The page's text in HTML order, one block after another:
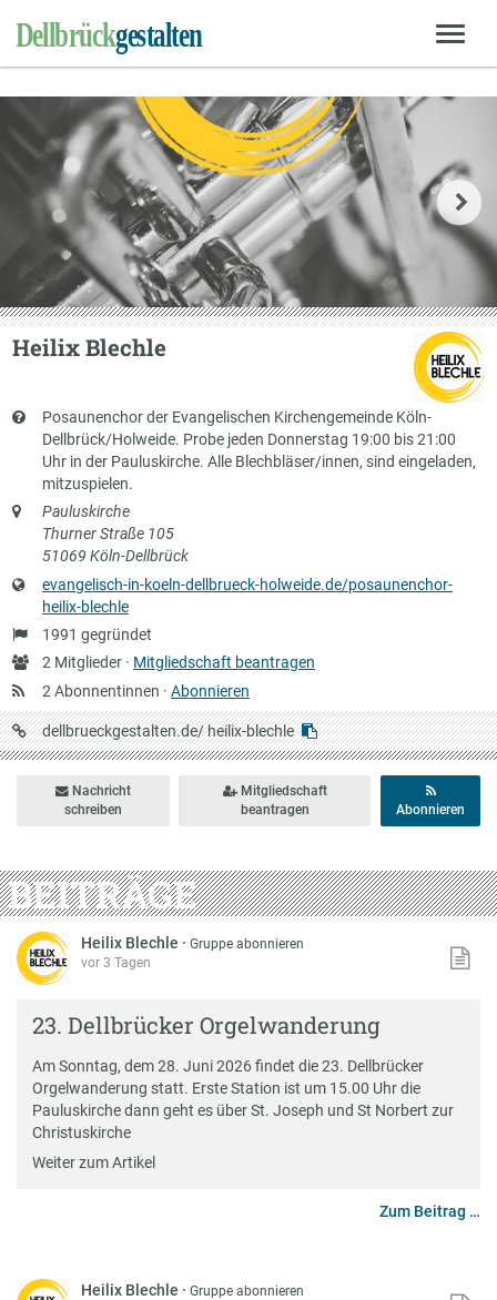
Heilix Blechle
Kurzbeschreibung
Posaunenchor der Evangelischen Kirchengemeinde Köln-
Dellbrück/Holweide. Probe jeden Donnerstag 19:00 bis 21:00
Uhr in der Pauluskirche. Alle Blechbläser/innen, sind eingeladen,
mitzuspielen.
Anschrift
Pauluskirche
Thurner Straße 105
51069 Köln-Dellbrück
Website
evangelisch-in-koeln-dellbrueck-holweide.de/posaunenchor-
heilix-blechle
Gründung
1991 gegründet
Anzahl
Mitglieder
2 Mitglieder · Mitgliedschaft beantragen
2 Abonnentinnen ·Abonnieren
URL
auf
dellbrueckgestalten.de/ heilix-blechle
Nachricht
schreiben
Mitgliedschaft
beantragen
Abonnieren
BEITRÄGE
Heilix Blechle ·Gruppe abonnieren
vor 3 Tagen
23. Dellbrücker Orgelwanderung
Am Sonntag, dem 28. Juni 2026 findet die 23. Dellbrücker
Orgelwanderung statt. Erste Station ist um 15.00 Uhr die
Pauluskirche dann geht es über St. Joseph und St Norbert zur
Christuskirche
Weiter zum Artikel
Zum Beitrag …
Heilix Blechle ·Gruppe abonnieren